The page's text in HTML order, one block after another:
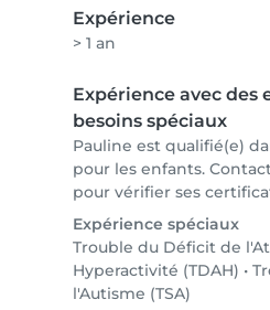
Expérience
> 1 an
Expérience avec des
besoins spéciaux
Pauline est qualifié(e)
pour les enfants.
pour vérifier ses
Expérience spéciaux
Trouble du Déficit de
Hyperactivité (TDAH) •
l'Autisme (TSA)